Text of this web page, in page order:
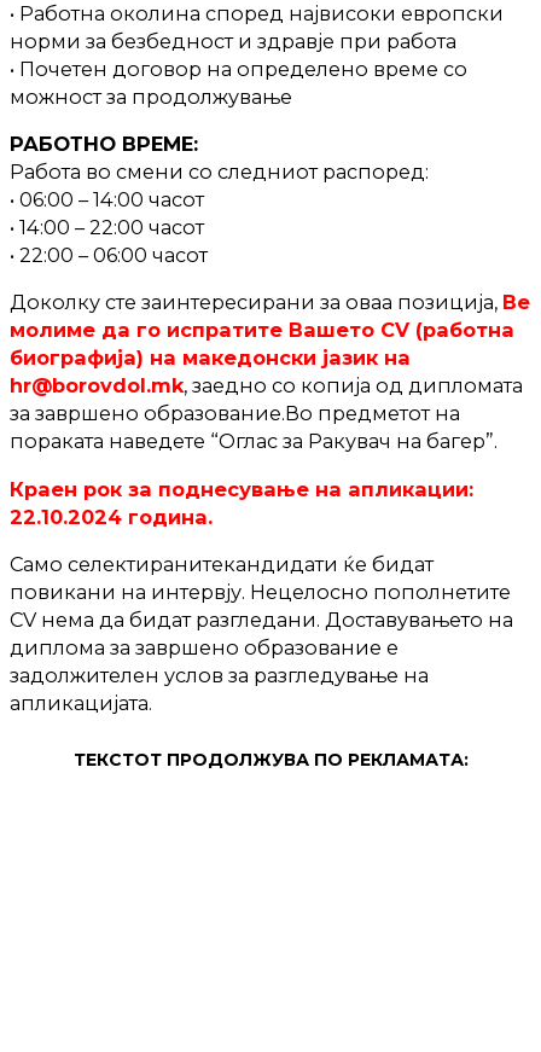
• Работна околина според највисоки европски
норми за безбедност и здравје при работа
• Почетен договор на определено време со
можност за продолжување
РАБОТНО ВРЕМЕ:
Работа во смени со следниот распоред:
• 06:00 – 14:00 часот
• 14:00 – 22:00 часот
• 22:00 – 06:00 часот
Доколку сте заинтересирани за оваа позиција, Ве
молиме да го испратите Вашето CV (работна
биографија) на македонски јазик на
hr@borovdol.mk, заедно со копија од дипломата
за завршено образование.Во предметот на
пораката наведете “Оглас за Ракувач на багер”.
Краен рок за поднесување на апликации:
22.10.2024 година.
Само селектиранитекандидати ќе бидат
повикани на интервју. Нецелосно пополнетите
CV нема да бидат разгледани. Доставувањето на
диплома за завршено образование е
задолжителен услов за разгледување на
апликацијата.
ТЕКСТОТ ПРОДОЛЖУВА ПО РЕКЛАМАТА: